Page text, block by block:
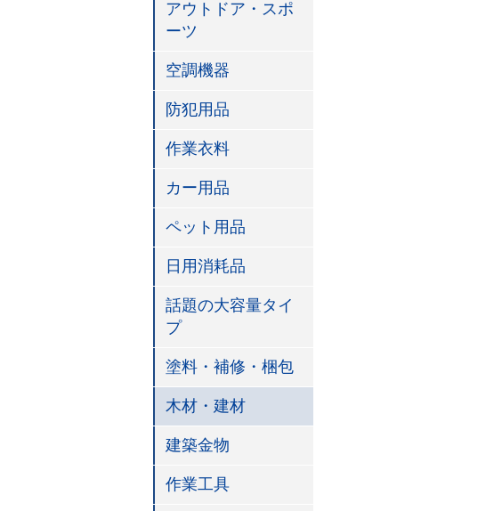
アウトドア・スポ
ーツ
空調機器
防犯用品
作業衣料
カー用品
ペット用品
日用消耗品
話題の大容量タイ
プ
塗料・補修・梱包
木材・建材
建築金物
作業工具